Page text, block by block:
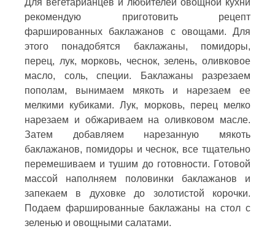
рекомендую приготовить рецепт
фаршированных баклажанов с овощами. Для
этого понадобятся баклажаны, помидоры,
перец, лук, морковь, чеснок, зелень, оливковое
масло, соль, специи. Баклажаны разрезаем
пополам, вынимаем мякоть и нарезаем ее
мелкими кубиками. Лук, морковь, перец мелко
нарезаем и обжариваем на оливковом масле.
Затем добавляем нарезанную мякоть
баклажанов, помидоры и чеснок, все тщательно
перемешиваем и тушим до готовности. Готовой
массой наполняем половинки баклажанов и
запекаем в духовке до золотистой корочки.
Подаем фаршированные баклажаны на стол с
зеленью и овощными салатами.